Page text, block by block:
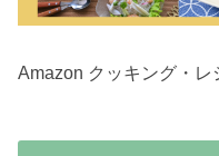
Amazon クッキング・